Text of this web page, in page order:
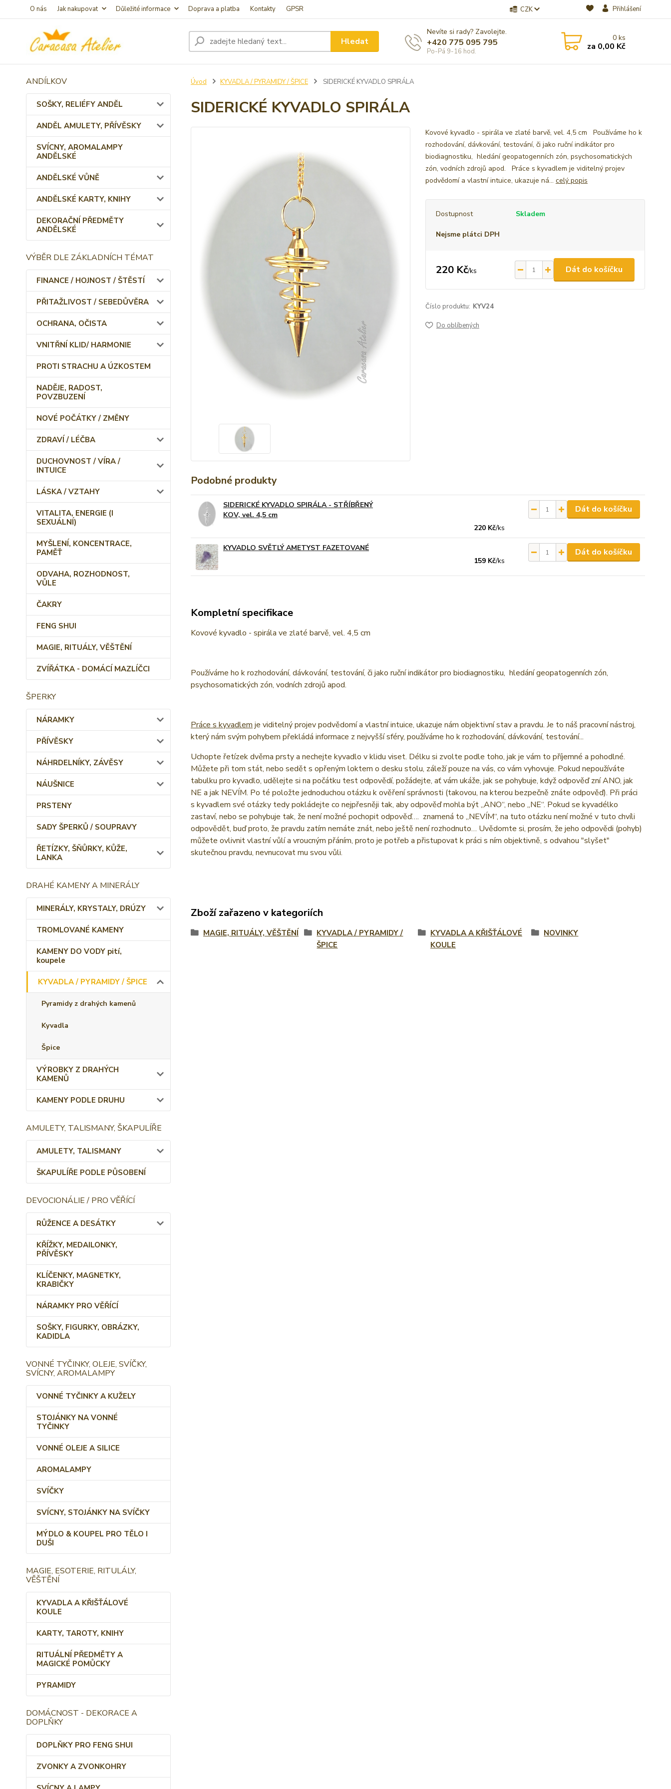
O nás Jak nakupovat Důležité informace Doprava a platba Kontakty GPSR CZK Přihlášení
Hledat
Nevíte si rady? Zavolejte.
+420 775 095 795
Po-Pá 9-16 hod.
0ks
za 0,00 Kč
ANDÍLKOV
SOŠKY, RELIÉFY ANDĚL
ANDĚL AMULETY, PŘÍVĚSKY
SVÍCNY, AROMALAMPY
ANDĚLSKÉ
ANDĚLSKÉ VŮNĚ
ANDĚLSKÉ KARTY, KNIHY
DEKORAČNÍ PŘEDMĚTY
ANDĚLSKÉ
VÝBĚR DLE ZÁKLADNÍCH TÉMAT
FINANCE / HOJNOST / ŠTĚSTÍ
PŘITAŽLIVOST / SEBEDŮVĚRA
OCHRANA, OČISTA
VNITŘNÍ KLID/ HARMONIE
PROTI STRACHU A ÚZKOSTEM
NADĚJE, RADOST,
POVZBUZENÍ
NOVÉ POČÁTKY / ZMĚNY
ZDRAVÍ / LÉČBA
DUCHOVNOST / VÍRA /
INTUICE
LÁSKA / VZTAHY
VITALITA, ENERGIE (I
SEXUÁLNÍ)
MYŠLENÍ, KONCENTRACE,
PAMĚŤ
ODVAHA, ROZHODNOST,
VŮLE
ČAKRY
FENG SHUI
MAGIE, RITUÁLY, VĚŠTĚNÍ
ZVÍŘÁTKA - DOMÁCÍ MAZLÍČCI
ŠPERKY
NÁRAMKY
PŘÍVĚSKY
NÁHRDELNÍKY, ZÁVĚSY
NÁUŠNICE
PRSTENY
SADY ŠPERKŮ / SOUPRAVY
ŘETÍZKY, ŠŇŮRKY, KŮŽE,
LANKA
DRAHÉ KAMENY A MINERÁLY
MINERÁLY, KRYSTALY, DRÚZY
TROMLOVANÉ KAMENY
KAMENY DO VODY pití,
koupele
KYVADLA / PYRAMIDY / ŠPICE
Pyramidy z drahých kamenů
Kyvadla
Špice
VÝROBKY Z DRAHÝCH
KAMENŮ
KAMENY PODLE DRUHU
AMULETY, TALISMANY, ŠKAPULÍŘE
AMULETY, TALISMANY
ŠKAPULÍŘE PODLE PŮSOBENÍ
DEVOCIONÁLIE / PRO VĚŘÍCÍ
RŮŽENCE A DESÁTKY
KŘÍŽKY, MEDAILONKY,
PŘÍVĚSKY
KLÍČENKY, MAGNETKY,
KRABIČKY
NÁRAMKY PRO VĚŘÍCÍ
SOŠKY, FIGURKY, OBRÁZKY,
KADIDLA
VONNÉ TYČINKY, OLEJE, SVÍČKY,
SVÍCNY, AROMALAMPY
VONNÉ TYČINKY A KUŽELY
STOJÁNKY NA VONNÉ
TYČINKY
VONNÉ OLEJE A SILICE
AROMALAMPY
SVÍČKY
SVÍCNY, STOJÁNKY NA SVÍČKY
MÝDLO & KOUPEL PRO TĚLO I
DUŠI
MAGIE, ESOTERIE, RITULÁLY,
VĚŠTĚNÍ
KYVADLA A KŘIŠŤÁLOVÉ
KOULE
KARTY, TAROTY, KNIHY
RITUÁLNÍ PŘEDMĚTY A
MAGICKÉ POMŮCKY
PYRAMIDY
DOMÁCNOST - DEKORACE A
DOPLŇKY
DOPLŇKY PRO FENG SHUI
ZVONKY A ZVONKOHRY
Úvod KYVADLA / PYRAMIDY / ŠPICE SIDERICKÉ KYVADLO SPIRÁLA
SIDERICKÉ KYVADLO SPIRÁLA
Kovové kyvadlo - spirála ve zlaté barvě, vel. 4,5 cm Používáme ho k
rozhodování, dávkování, testování, či jako ruční indikátor pro
biodiagnostiku, hledání geopatogenních zón, psychosomatických
zón, vodních zdrojů apod. Práce s kyvadlem je viditelný projev
podvědomí a vlastní intuice, ukazuje ná... celý popis
Dostupnost Skladem
Nejsme plátci DPH
220 Kč/ks Dát do košíčku
Číslo produktu: KYV24
Do oblíbených
Podobné produkty
SIDERICKÉ KYVADLO SPIRÁLA - STŘÍBŘENÝ
KOV, vel. 4,5 cm
220 Kč/ks
Dát do košíčku
KYVADLO SVĚTLÝ AMETYST FAZETOVANÉ
159 Kč/ks
Dát do košíčku
Kompletní specifikace
Kovové kyvadlo - spirála ve zlaté barvě, vel. 4,5 cm
Používáme ho k rozhodování, dávkování, testování, či jako ruční indikátor pro biodiagnostiku, hledání geopatogenních zón,
psychosomatických zón, vodních zdrojů apod.
Práce s kyvadlem je viditelný projev podvědomí a vlastní intuice, ukazuje nám objektivní stav a pravdu. Je to náš pracovní nástroj,
který nám svým pohybem překládá informace z nejvyšší sféry, používáme ho k rozhodování, dávkování, testování...
Uchopte řetízek dvěma prsty a nechejte kyvadlo v klidu viset. Délku si zvolte podle toho, jak je vám to příjemné a pohodlné.
Můžete při tom stát, nebo sedět s opřeným loktem o desku stolu, záleží pouze na vás, co vám vyhovuje. Pokud nepoužíváte
tabulku pro kyvadlo, udělejte si na počátku test odpovědí, požádejte, ať vám ukáže, jak se pohybuje, když odpověď zní ANO, jak
NE a jak NEVÍM. Po té položte jednoduchou otázku k ověření správnosti (takovou, na kterou bezpečně znáte odpověď). Při práci
s kyvadlem své otázky tedy pokládejte co nejpřesněji tak, aby odpověď mohla být „ANO“, nebo „NE“. Pokud se kyvadélko
zastaví, nebo se pohybuje tak, že není možné pochopit odpověď…. znamená to „NEVÍM“, na tuto otázku není možné v tuto chvíli
odpovědět, buď proto, že pravdu zatím nemáte znát, nebo ještě není rozhodnuto… Uvědomte si, prosím, že jeho odpovědi (pohyb)
můžete ovlivnit vlastní vůlí a vroucným přáním, proto je potřeb a přistupovat k práci s ním objektivně, s odvahou "slyšet"
skutečnou pravdu, nevnucovat mu svou vůli.
Zboží zařazeno v kategoriích
MAGIE, RITUÁLY, VĚŠTĚNÍ
KYVADLA / PYRAMIDY /
ŠPICE
KYVADLA A KŘIŠŤÁLOVÉ
KOULE
NOVINKY